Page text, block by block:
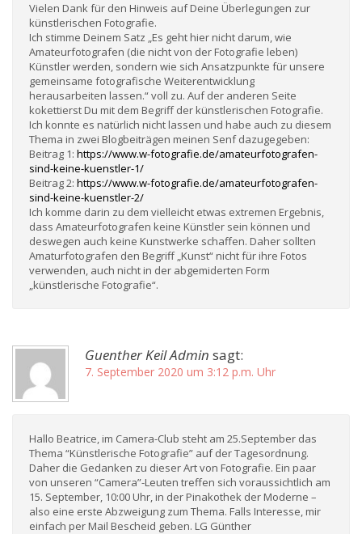
Vielen Dank für den Hinweis auf Deine Überlegungen zur
künstlerischen Fotografie.
Ich stimme Deinem Satz „Es geht hier nicht darum, wie
Amateurfotografen (die nicht von der Fotografie leben)
Künstler werden, sondern wie sich Ansatzpunkte für unsere
gemeinsame fotografische Weiterentwicklung
herausarbeiten lassen.“ voll zu. Auf der anderen Seite
kokettierst Du mit dem Begriff der künstlerischen Fotografie.
Ich konnte es natürlich nicht lassen und habe auch zu diesem
Thema in zwei Blogbeiträgen meinen Senf dazugegeben:
Beitrag 1: https://www.w-fotografie.de/amateurfotografen-
sind-keine-kuenstler-1/
Beitrag 2: https://www.w-fotografie.de/amateurfotografen-
sind-keine-kuenstler-2/
Ich komme darin zu dem vielleicht etwas extremen Ergebnis,
dass Amateurfotografen keine Künstler sein können und
deswegen auch keine Kunstwerke schaffen. Daher sollten
Amaturfotografen den Begriff „Kunst“ nicht für ihre Fotos
verwenden, auch nicht in der abgemiderten Form
„künstlerische Fotografie“.
Guenther Keil Admin sagt:
7. September 2020 um 3:12 p.m. Uhr
Hallo Beatrice, im Camera-Club steht am 25.September das
Thema “Künstlerische Fotografie” auf der Tagesordnung.
Daher die Gedanken zu dieser Art von Fotografie. Ein paar
von unseren “Camera”-Leuten treffen sich voraussichtlich am
15. September, 10:00 Uhr, in der Pinakothek der Moderne –
also eine erste Abzweigung zum Thema. Falls Interesse, mir
einfach per Mail Bescheid geben. LG Günther